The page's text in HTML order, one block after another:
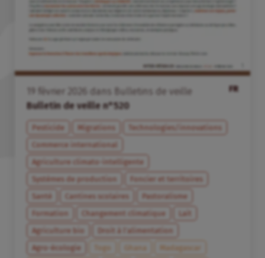
FR
février dans
Bulletins de veille
Bulletin de veille n°520
Pesticide Migrations
Technologies/innovations
Commerce international
Agriculture climato-intelligente
Systèmes de production
Foncier et territoires
Santé
Cantines scolaires
Pastoralisme
Formation
Changement climatique
Lait
Agriculture bio
Droit à l’alimentation
Agro-écologie
Togo Ghana
Madagascar